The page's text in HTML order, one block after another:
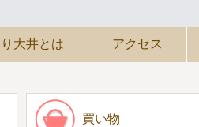
大井とは アクセス
買い物